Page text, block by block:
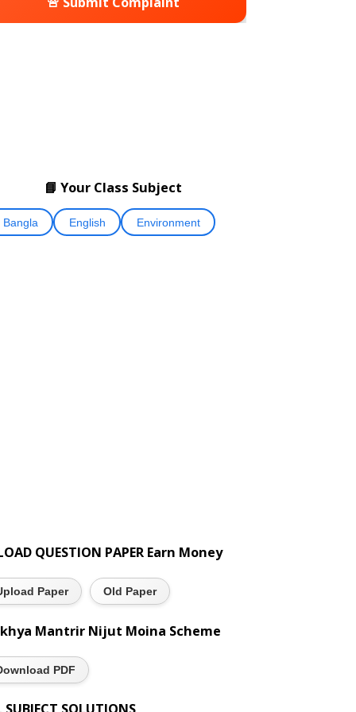
📘 Your Class Subject
Bangla English Environment
QUESTION PAPER Earn Money
Paper Old Paper
Mantrir Nijut Moina Scheme
PDF